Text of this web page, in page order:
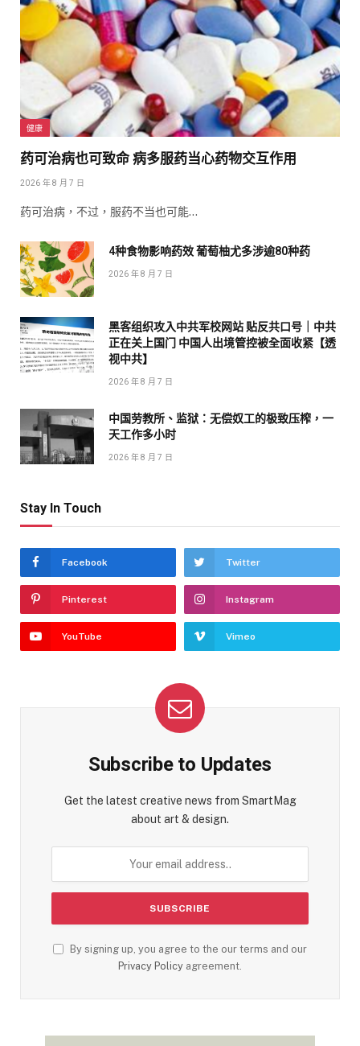
健康
药可治病也可致命 病多服药当心药物交互作用
2026 年 8 月 7 日
药可治病，不过，服药不当也可能…
4种食物影响药效 葡萄柚尤多涉逾80种药
2026 年 8 月 7 日
黑客组织攻入中共军校网站 贴反共口号｜中共
正在关上国门 中国人出境管控被全面收紧【透
视中共】
2026 年 8 月 7 日
中国劳教所、监狱：无偿奴工的极致压榨，一
天工作多小时
2026 年 8 月 7 日
Stay In Touch
Facebook Twitter
Pinterest Instagram
YouTube Vimeo
Subscribe to Updates
Get the latest creative news from SmartMag
about art & design.
By signing up, you agree to the our terms and our
Privacy Policy agreement.